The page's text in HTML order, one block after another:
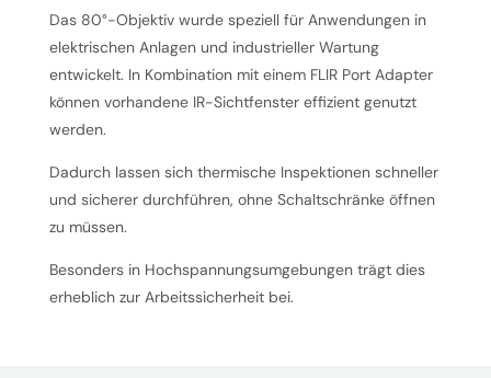
Das 80°-Objektiv wurde speziell für Anwendungen in
elektrischen Anlagen und industrieller Wartung
entwickelt. In Kombination mit einem FLIR Port Adapter
können vorhandene IR-Sichtfenster effizient genutzt
werden.
Dadurch lassen sich thermische Inspektionen schneller
und sicherer durchführen, ohne Schaltschränke öffnen
zu müssen.
Besonders in Hochspannungsumgebungen trägt dies
erheblich zur Arbeitssicherheit bei.